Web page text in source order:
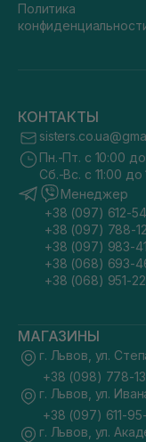
Политика
КОНТАКТЫ
Пн.-Пт. с 10:00
Сб.-Вс. с 11:00 до
Менеджер
+38 (097) 612-
+38 (097) 788-
+38 (097) 983-
+38 (068) 693-
+38 (068) 951-
МАГАЗИНЫ
г. Львов, ул.
+38 (098) 778-
г. Львов, ул.
+38 (097) 611-
г. Львов, ул.